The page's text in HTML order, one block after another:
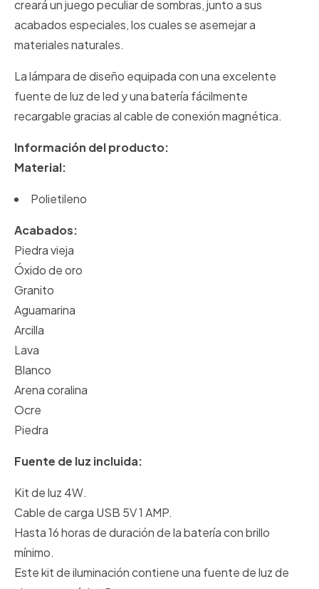
creará un juego peculiar de sombras, junto a sus
acabados especiales, los cuales se asemejar a
materiales naturales.
La lámpara de diseño equipada con una excelente
fuente de luz de led y una batería fácilmente
recargable gracias al cable de conexión magnética.
Información del producto:
Material:
Polietileno
Acabados:
Piedra vieja
Óxido de oro
Granito
Aguamarina
Arcilla
Lava
Blanco
Arena coralina
Ocre
Piedra
Fuente de luz incluida:
Kit de luz 4W.
Cable de carga USB 5V 1 AMP.
Hasta 16 horas de duración de la batería con brillo
mínimo.
Este kit de iluminación contiene una fuente de luz de